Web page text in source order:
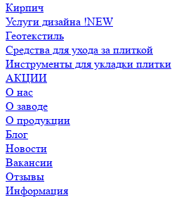
Кирпич
Услуги дизайна !NEW
Геотекстиль
Средства для ухода за плиткой
Инструменты для укладки плитки
АКЦИИ
О нас
О заводе
О продукции
Блог
Новости
Вакансии
Отзывы
Информация